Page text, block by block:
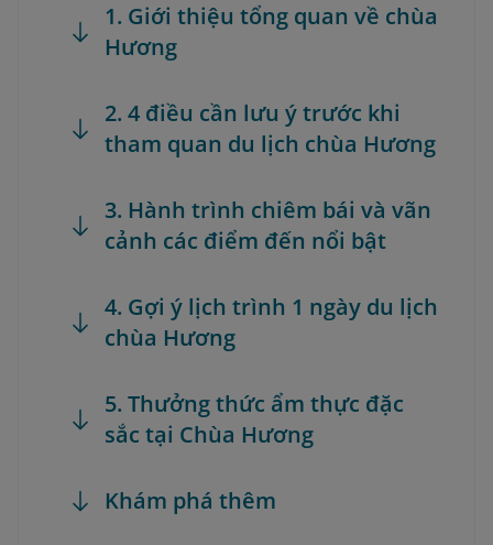
1. Giới thiệu tổng quan về chùa
Hương
2. 4 điều cần lưu ý trước khi
tham quan du lịch chùa Hương
3. Hành trình chiêm bái và vãn
cảnh các điểm đến nổi bật
4. Gợi ý lịch trình 1 ngày du lịch
chùa Hương
5. Thưởng thức ẩm thực đặc
sắc tại Chùa Hương
Khám phá thêm